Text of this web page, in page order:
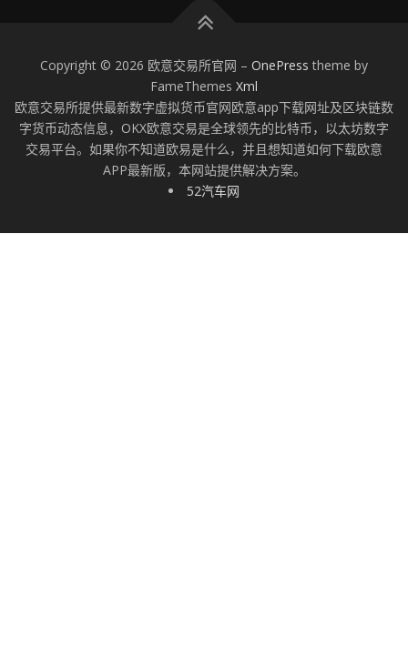
Copyright © 2026 欧意交易所官网 – OnePress theme by
FameThemes Xml
欧意交易所提供最新数字虚拟货币官网欧意app下载网址及区块链数
字货币动态信息，OKX欧意交易是全球领先的比特币，以太坊数字
交易平台。如果你不知道欧易是什么，并且想知道如何下载欧意
APP最新版，本网站提供解决方案。
52汽车网